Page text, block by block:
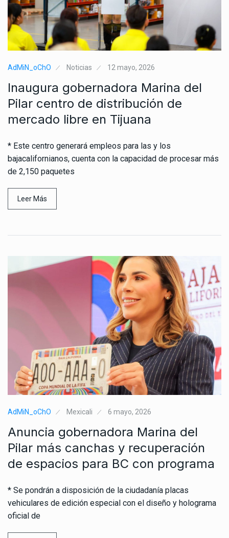
AdMiN_oChO Noticias 12 mayo, 2026
Inaugura gobernadora Marina del
Pilar centro de distribución de
mercado libre en Tijuana
* Este centro generará empleos para las y los
bajacalifornianos, cuenta con la capacidad de procesar más
de 2,150 paquetes
Leer Más
AdMiN_oChO Mexicali 6 mayo, 2026
Anuncia gobernadora Marina del
Pilar más canchas y recuperación
de espacios para BC con programa
* Se pondrán a disposición de la ciudadanía placas
vehiculares de edición especial con el diseño y holograma
oficial de